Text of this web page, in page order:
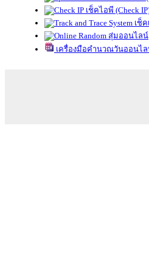
เช็คไอพี (Check
เช็
สุ่มออนไลน์
เครื่องมือคำนวณวันออนไ